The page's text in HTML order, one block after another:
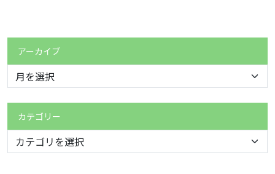
アーカイブ
カテゴリー